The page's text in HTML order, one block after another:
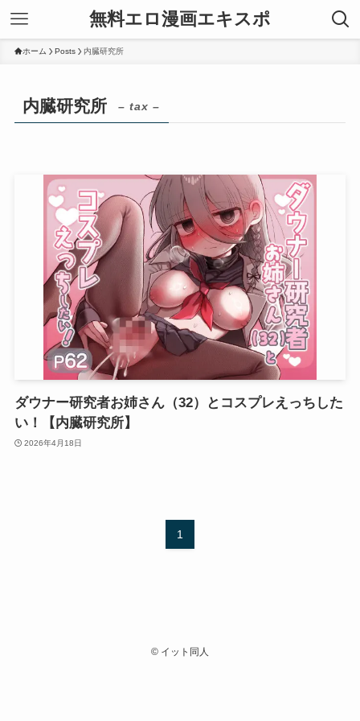
無料エロ漫画エキスポ
ホーム Posts 内臓研究所
内臓研究所 – tax –
ダウナー研究者お姉さん（32）とコスプレえっちした
い！【内臓研究所】
2026年4月18日
1
© イット同人